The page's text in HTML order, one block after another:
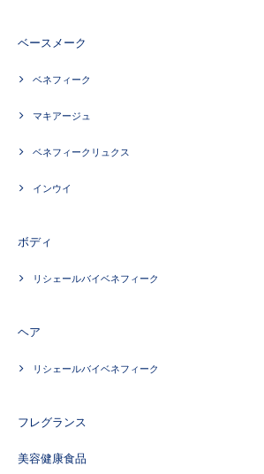
ベースメーク
ベネフィーク
マキアージュ
ベネフィークリュクス
インウイ
ボディ
リシェールバイベネフィーク
ヘア
リシェールバイベネフィーク
フレグランス
美容健康食品